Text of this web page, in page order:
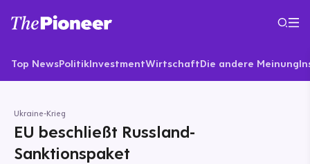
Top NewsPolitikInvestmentWirtschaftDie andere Meinung
Ukraine-Krieg
EU beschließt Russland-
Sanktionspaket